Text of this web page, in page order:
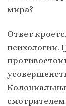
мира?
Ответ
психологии.